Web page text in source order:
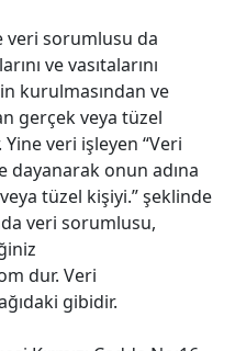
veri sorumlusu da
ve vasıtalarını
kurulmasından ve
gerçek veya tüzel
Yine veri işleyen “Veri
onun adına
tüzel kişiyi.” şeklinde
veri sorumlusu,
dur. Veri
gibidir.